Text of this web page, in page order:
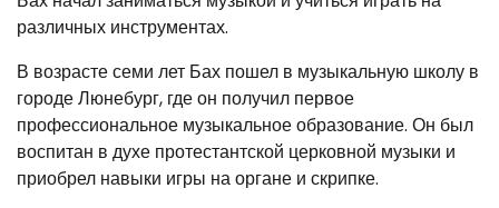
различных инструментах.
В возрасте семи лет Бах пошел в музыкальную школу в
городе Люнебург, где он получил первое
профессиональное музыкальное образование. Он был
воспитан в духе протестантской церковной музыки и
приобрел навыки игры на органе и скрипке.